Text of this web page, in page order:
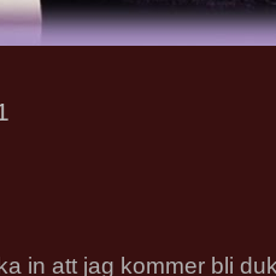
in att jag kommer bli